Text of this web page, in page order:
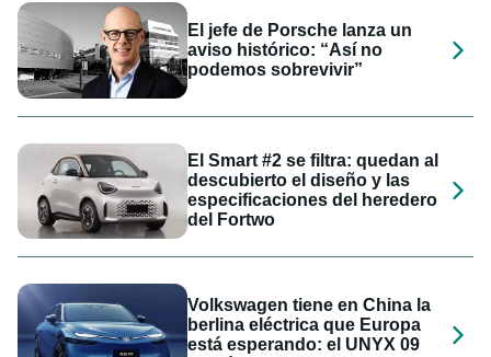
El jefe de Porsche lanza un
aviso histórico: “Así no
podemos sobrevivir”
El Smart #2 se filtra: quedan al
descubierto el diseño y las
especificaciones del heredero
del Fortwo
Volkswagen tiene en China la
berlina eléctrica que Europa
está esperando: el UNYX 09